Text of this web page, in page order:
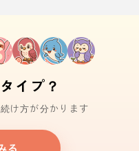
イプ？
け方が分かります
る